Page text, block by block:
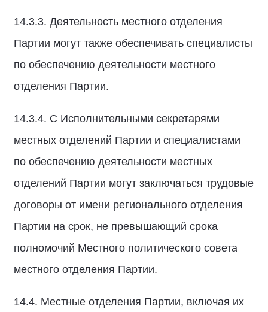
14.3.3. Деятельность местного отделения
Партии могут также обеспечивать специалисты
по обеспечению деятельности местного
отделения Партии.
14.3.4. С Исполнительными секретарями
местных отделений Партии и специалистами
по обеспечению деятельности местных
отделений Партии могут заключаться трудовые
договоры от имени регионального отделения
Партии на срок, не превышающий срока
полномочий Местного политического совета
местного отделения Партии.
14.4. Местные отделения Партии, включая их